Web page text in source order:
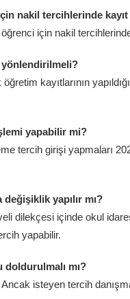
nakil tercihlerinde kayıt
için nakil
yönlendirilmeli?
kayıtlarının
yapabilir mi?
tercih girişi yapmaları
yapılır mı?
dilekçesi içinde okul
yapabilir.
doldurulmalı mı?
isteyen tercih